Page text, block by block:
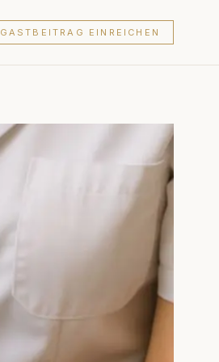
GASTBEITRAG EINREICHEN